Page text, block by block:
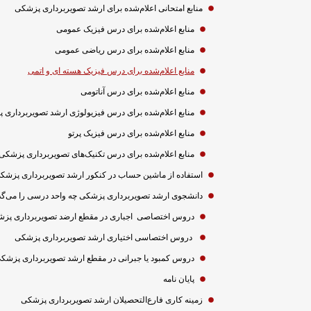
منابع امتحانی اعلام‌شده برای ارشد تصویربرداری پزشکی
منابع اعلام‌شده برای درس فیزیک عمومی
منابع اعلام‌شده برای درس ریاضی عمومی
منابع اعلام‌شده برای درس فیزیک هسته ای و اتمی
منابع اعلام‌شده برای درس آناتومی
منابع اعلام‌شده برای درس فیزیولوژی ارشد
منابع اعلام‌شده برای درس فیزیک پرتو
منابع اعلام‌شده برای درس تکنیک‌های تصویربرداری
استفاده از ماشین حساب در کنکور ارشد تصویربرداری
دانشجوی ارشد تصویربرداری پزشکی چه واحد درسی را
دروس اختصاصی اجباری در مقطع ارضد تصویربرداری
دروس اختصاسی اختیاری ارشد تصویربرداری پزشکی
دروس کمبود یا جبرانی در مقطع ارشد تصویربرداری
پایان نامه
زمینه کاری فارع‌التحصیلان ارشد تصویربرداری پزشکی